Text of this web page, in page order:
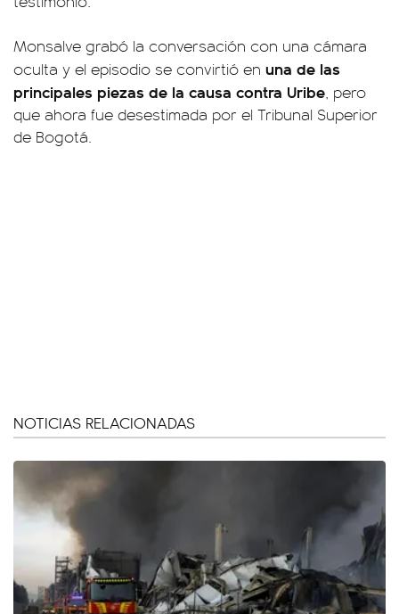
Monsalve grabó la conversación con una cámara
oculta y el episodio se convirtió en una de las
principales piezas de la causa contra Uribe, pero
que ahora fue desestimada por el Tribunal Superior
de Bogotá.
NOTICIAS RELACIONADAS